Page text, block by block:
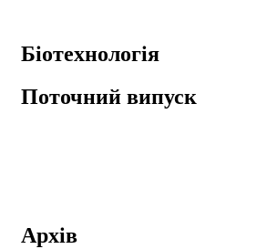
Біотехнологія
Поточний випуск
Архів